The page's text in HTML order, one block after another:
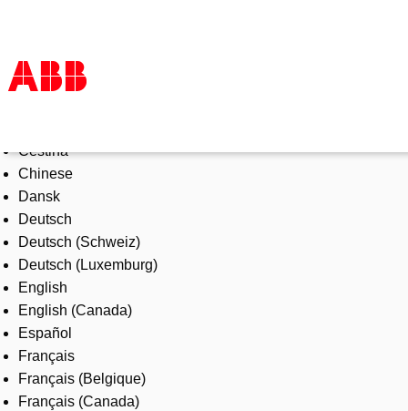
Products & Solutions
Industries
Services
About us
Where to buy
Contact us
Careers
Čeština
Chinese
Dansk
Deutsch
Deutsch (Schweiz)
Deutsch (Luxemburg)
English
English (Canada)
Español
Français
Français (Belgique)
Français (Canada)